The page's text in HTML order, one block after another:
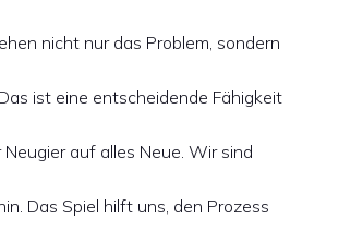
nicht nur das Problem, sondern
ist eine entscheidende Fähigkeit
auf alles Neue. Wir sind
Das Spiel hilft uns, den Prozess